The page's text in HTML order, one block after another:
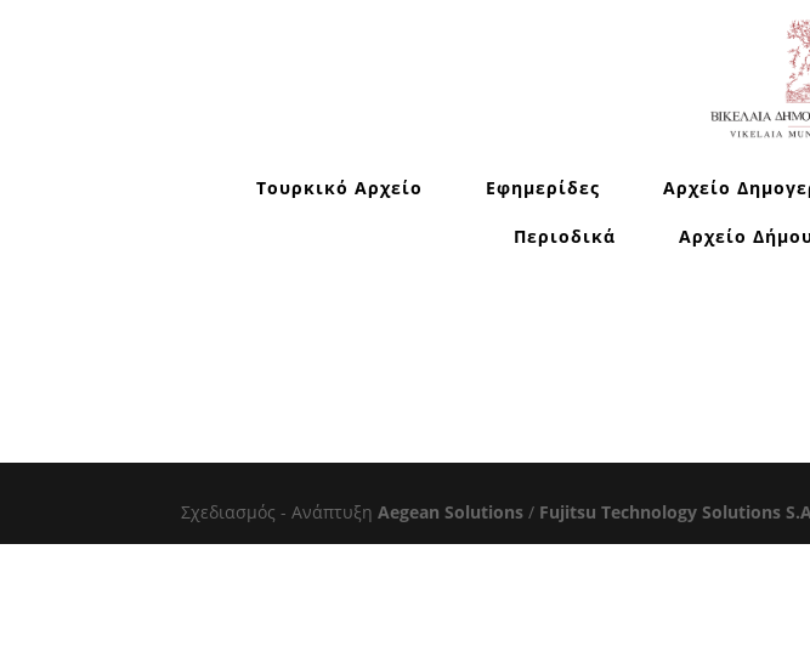
Τουρκικό Αρχείο Εφημερίδες Αρχείο
Περιοδικά Αρχείο
Σχεδιασμός - ΑνάπτυξηAegean Solutions / Fujitsu Technology Solutions